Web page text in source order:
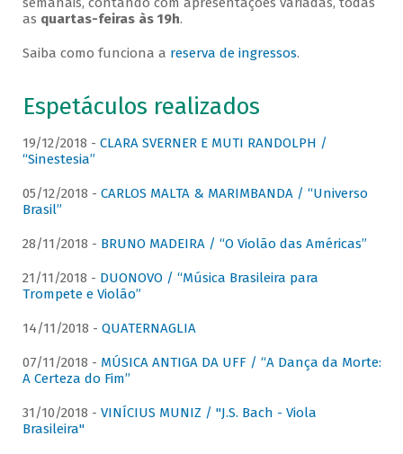
as quartas-feiras às 19h.
Saiba como funciona a reserva de ingressos.
Espetáculos realizados
19/12/2018 - CLARA SVERNER E MUTI RANDOLPH /
“Sinestesia”
05/12/2018 - CARLOS MALTA & MARIMBANDA / “Universo
Brasil”
28/11/2018 - BRUNO MADEIRA / “O Violão das Américas”
21/11/2018 - DUONOVO / “Música Brasileira para
Trompete e Violão”
14/11/2018 - QUATERNAGLIA
07/11/2018 - MÚSICA ANTIGA DA UFF / “A Dança da Morte:
A Certeza do Fim”
31/10/2018 - VINÍCIUS MUNIZ / "J.S. Bach - Viola
Brasileira"